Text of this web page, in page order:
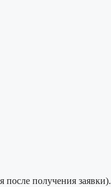
после получения заявки).